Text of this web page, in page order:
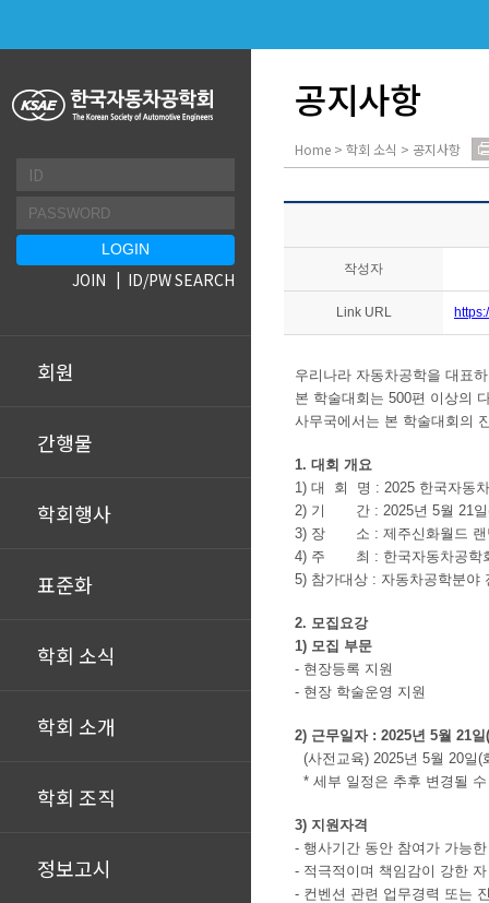
회원
간행물
학회행사
표준화
학회 소식
학회 소개
학회 조직
정보고시
JOIN ID/PW SEARCH
공지사항
Home > 학회 소식 > 공지사항
작성자
Link URL
우리나라 자동차공학을 대표
본 학술대회는 500편 이상의
사무국에서는 본 학술대회의
1. 대회 개요
1) 대 회 명 : 2025 한국자동
2) 기 간 : 2025년 5월 21일(
3) 장 소 : 제주신화월드 랜
4) 주 최 : 한국자동차공학
5) 참가대상 : 자동차공학분야
2. 모집요강
1) 모집 부문
- 현장등록 지원
- 현장 학술운영 지원
2) 근무일자 : 2025년 5월 21
(사전교육) 2025년 5월 20일
* 세부 일정은 추후 변경될
3) 지원자격
- 행사기간 동안 참여가 가능
- 적극적이며 책임감이 강한 자
- 컨벤션 관련 업무경력 또는